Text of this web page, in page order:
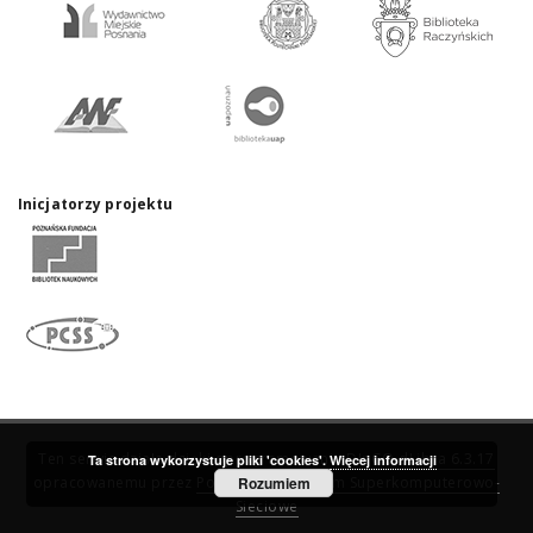
Inicjatorzy projektu
Ten serwis działa dzięki oprogramowaniuDInGO dLibra 6.3.17
Poznańskie Centrum Superkomputerowo-
Sieciowe
Ta strona wykorzystuje pliki 'cookies'. Więcej informacji
Rozumiem